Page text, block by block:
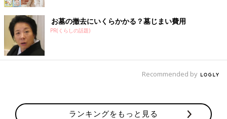
お墓の撤去にいくらかかる？墓じまい費用
PR(くらしの話題)
Recommended by
ランキングをもっと見る